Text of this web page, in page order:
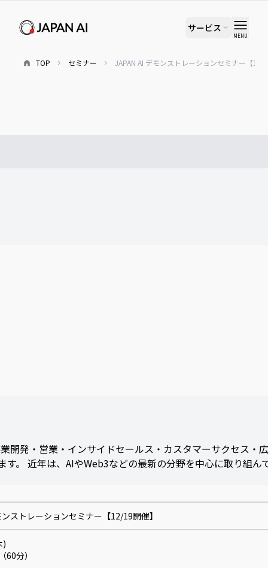
サービス
MENU
TOP セミナー JAPAN AI デモンストレーションセミナー【12/
発・営業・インサイドセールス・カスタマーサクセス
。 近年は、AIやWeb3などの最新の分野を中心に取り組ん
ストレーションセミナー【12/19開催】
)
60分）